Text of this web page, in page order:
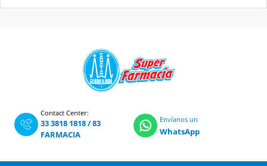
Contact Center:
33 3818 1818/83
FARMACIA
Envíanos un
WhatsApp